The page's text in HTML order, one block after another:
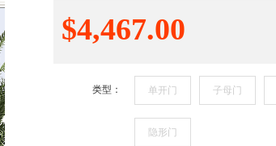
$4,467.00
类型： 单开门 子母门
隐形门